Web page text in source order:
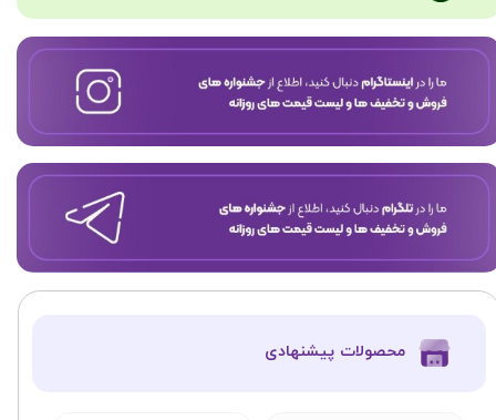
​محصولات پیشنهادی